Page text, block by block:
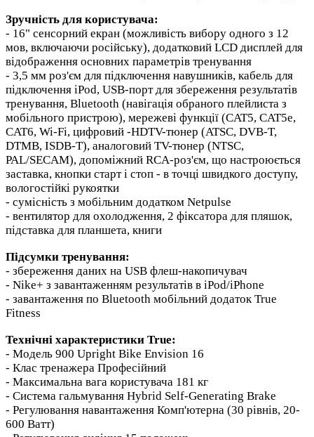
Зручність для користувача:
- 16" сенсорний екран (можливість вибору одного з 12
мов, включаючи російську), додатковий LCD дисплей для
відображення основних параметрів тренування
- 3,5 мм роз'єм для підключення навушників, кабель для
підключення iPod, USB-порт для збереження результатів
тренування, Bluetooth (навігація обраного плейлиста з
мобільного пристрою), мережеві функції (CAT5, CAT5e,
CAT6, Wi-Fi, цифровий -HDTV-тюнер (ATSC, DVB-T,
DTMB, ISDB-T), аналоговий TV-тюнер (NTSC,
PAL/SECAM), допоміжний RCA-роз'єм, що настроюється
заставка, кнопки старт і стоп - в точці швидкого доступу,
вологостійкі рукоятки
- сумісність з мобільним додатком Netpulse
- вентилятор для охолодження, 2 фіксатора для пляшок,
підставка для планшета, книги
Підсумки тренування:
- збереження даних на USB флеш-накопичувач
- Nike+ з завантаженням результатів в iPod/iPhone
- завантаження по Bluetooth мобільний додаток True
Fitness
Технічні характеристики True:
- Модель 900 Upright Bike Envision 16
- Клас тренажера Професійний
- Максимальна вага користувача 181 кг
- Система гальмування Hybrid Self-Generating Brake
- Регулювання навантаження Комп'ютерна (30 рівнів, 20-
600 Ватт)